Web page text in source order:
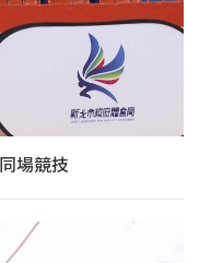
場競技